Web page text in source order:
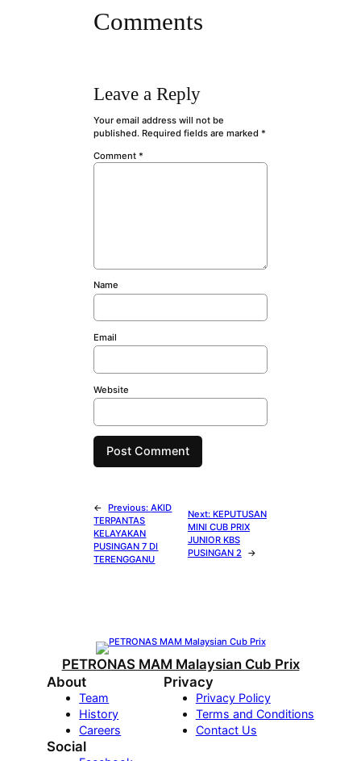
Comments
Leave a Reply
Your email address will not be
published. Required fields are marked *
Comment *
Name
Email
Website
← Previous:AKID
TERPANTAS
KELAYAKAN
PUSINGAN 7 DI
TERENGGANU
Next: KEPUTUSAN
MINI CUB PRIX
JUNIOR KBS
PUSINGAN 2 →
PETRONAS MAM Malaysian Cub Prix
About
Team
History
Careers
Privacy
Privacy Policy
Terms and Conditions
Contact Us
Social